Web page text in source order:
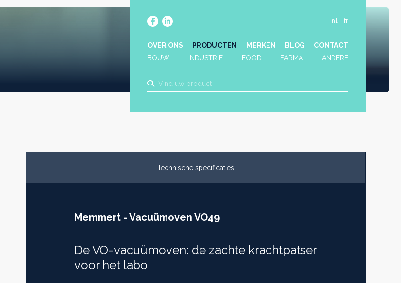
nl fr
OVER ONS PRODUCTEN MERKEN BLOG
CONTACT
BOUW
INDUSTRIE FOOD FARMA ANDERE
Technische specificaties
Memmert - Vacuümoven VO49
De VO-vacuümoven: de zachte krachtpatser
voor het labo